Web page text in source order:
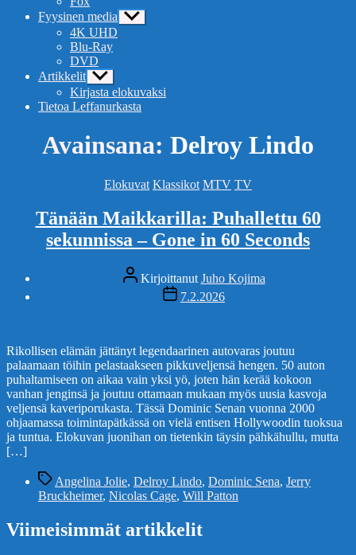
Fyysinen media Näytä
alavalikko
4K UHD
Blu-Ray
DVD
Artikkelit Näytä
alavalikko
Kirjasta elokuvaksi
Tietoa Leffanurkasta
Avainsana: Delroy Lindo
Kategoriat
Elokuvat Klassikot MTV TV
Tänään Maikkarilla: Puhallettu 60
sekunnissa – Gone in 60 Seconds
Kirjoittaja
Kirjoittanut Juho Kojima
Julkaisupäivämäärä
7.2.2026
Rikollisen elämän jättänyt legendaarinen autovaras joutuu
palaamaan töihin pelastaakseen pikkuveljensä hengen. 50 auton
puhaltamiseen on aikaa vain yksi yö, joten hän kerää kokoon
vanhan jenginsä ja joutuu ottamaan mukaan myös uusia kasvoja
veljensä kaveriporukasta. Tässä Dominic Senan vuonna 2000
ohjaamassa toimintapätkässä on vielä entisen Hollywoodin tuoksua
ja tuntua. Elokuvan juonihan on tietenkin täysin pähkähullu, mutta
[…]
Avainsanat
Angelina Jolie, Delroy Lindo, Dominic Sena, Jerry
Bruckheimer, Nicolas Cage, Will Patton
Viimeisimmät artikkelit